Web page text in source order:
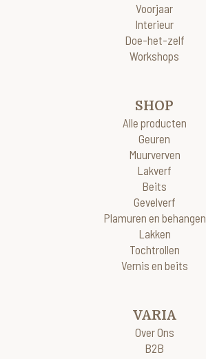
Voorjaar
Interieur
Doe-het-zelf
Workshops
SHOP
Alle producten
Geuren
Muurverven
Lakverf
Beits
Gevelverf
Plamuren en behangen
Lakken
Tochtrollen
Vernis en beits
VARIA
Over Ons
B2B